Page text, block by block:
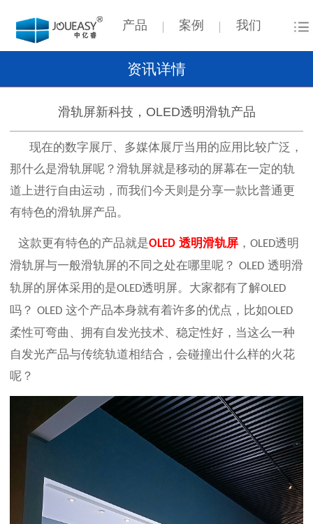
产品 案例 我们
资讯详情
滑轨屏新科技，OLED透明滑轨产品
现在的数字展厅、多媒体展厅当用的应用比较广泛，
那什么是滑轨屏呢？滑轨屏就是移动的屏幕在一定的轨
道上进行自由运动，而我们今天则是分享一款比普通更
有特色的滑轨屏产品。
这款更有特色的产品就是OLED 透明滑轨屏 ， OLED透明
滑轨屏与一般滑轨屏的不同之处在哪里呢？ OLED 透明滑
轨屏的屏体采用的是OLED透明屏。大家都有了解OLED
吗？ OLED 这个产品本身就有着许多的优点，比如OLED
柔性可弯曲、拥有自发光技术、稳定性好，当这么一种
自发光产品与传统轨道相结合，会碰撞出什么样的火花
呢？